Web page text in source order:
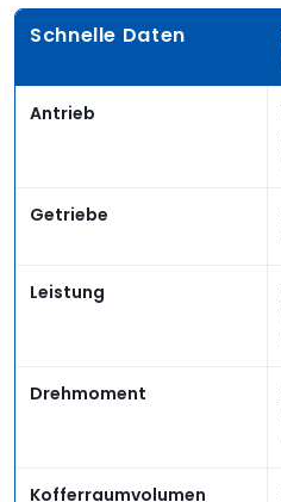
Schnelle Daten
Antrieb
Getriebe
Leistung
Drehmoment
Kofferraumvolumen